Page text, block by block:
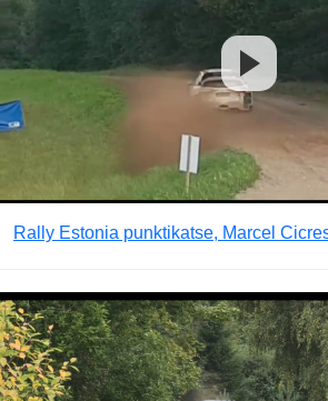
Rally Estonia punktikatse, Marcel